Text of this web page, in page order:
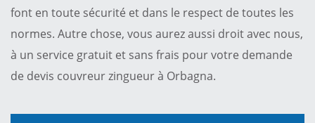
font en toute sécurité et dans le respect de toutes les
normes. Autre chose, vous aurez aussi droit avec nous,
à un service gratuit et sans frais pour votre demande
de devis couvreur zingueur à Orbagna.